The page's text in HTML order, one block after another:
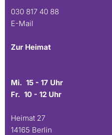
030 817 40 88
E-Mail
Zur Heimat
Mi. 15 - 17 Uhr
Fr. 10 - 12 Uhr
Heimat 27
14165 Berlin